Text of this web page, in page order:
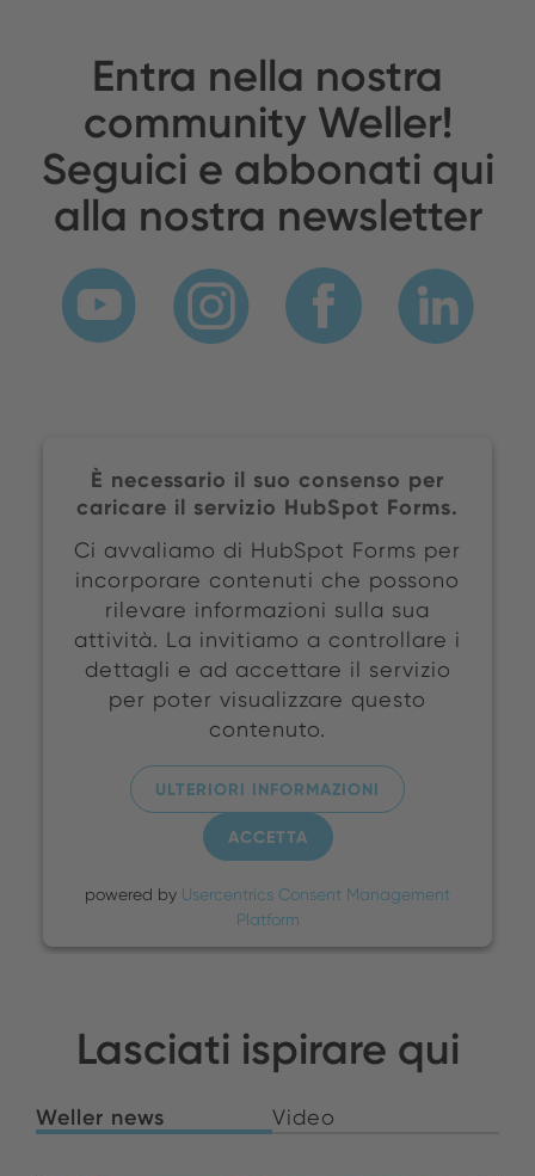
Entra nella nostra
community Weller!
Seguici e abbonati qui
alla nostra newsletter
È necessario il suo consenso per
caricare il servizio HubSpot Forms.
Ci avvaliamo di HubSpot Forms per
incorporare contenuti che possono
rilevare informazioni sulla sua
attività. La invitiamo a controllare i
dettagli e ad accettare il servizio
per poter visualizzare questo
contenuto.
ULTERIORI INFORMAZIONI
ACCETTA
powered by Usercentrics Consent Management
Platform
Lasciati ispirare qui
Weller news Video